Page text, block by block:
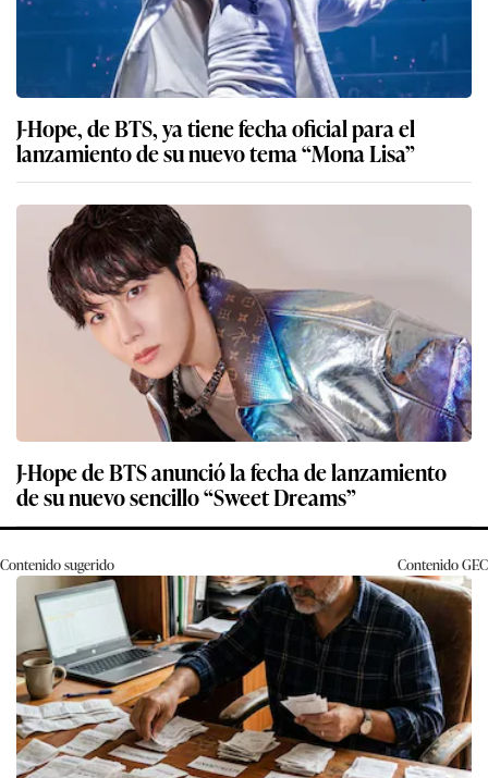
J-Hope, de BTS, ya tiene fecha oficial para el
lanzamiento de su nuevo tema “Mona Lisa”
J-Hope de BTS anunció la fecha de lanzamiento
de su nuevo sencillo “Sweet Dreams”
Contenido sugerido ContenidoGEC